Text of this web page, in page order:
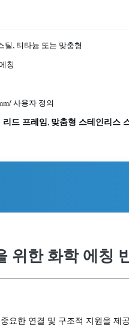
틸, 티타늄 또는 맞춤형
칭
사용자 정의
드 프레임, 맞춤형 스테인리스
위한 화학 에칭
요한 연결 및 구조적 지원을